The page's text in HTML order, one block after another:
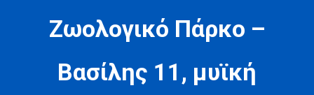
Ζωολογικό Πάρκο –
Βασίλης 11, μυϊκή